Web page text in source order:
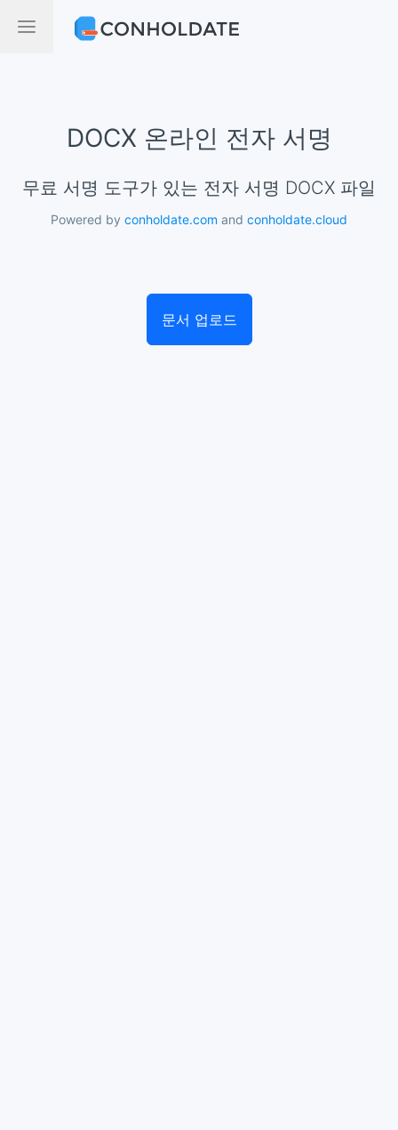
DOCX 온라인 전자 서명
무료 서명 도구가 있는 전자 서명 DOCX 파일
Powered by conholdate.com and conholdate.cloud
문서 업로드